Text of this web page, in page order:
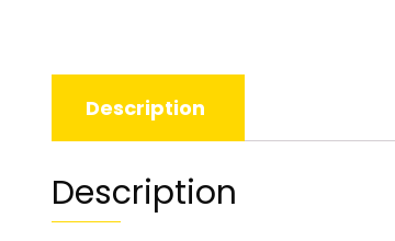
Description
Description